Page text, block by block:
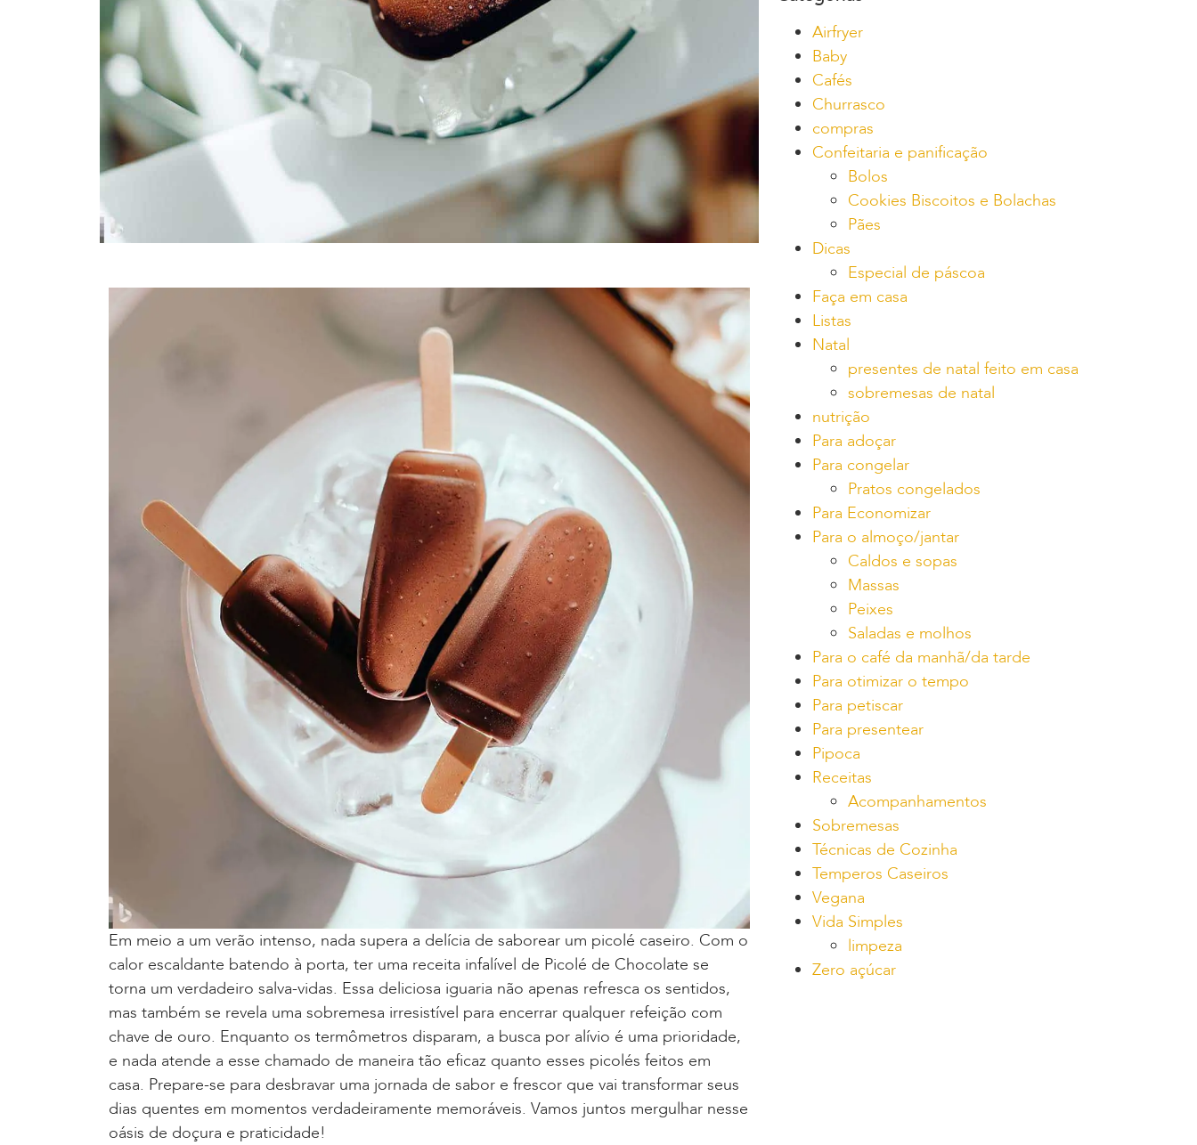
Em meio a um verão intenso, nada supera a delícia de saborear um picolé caseiro. Com o
calor escaldante batendo à porta, ter uma receita infalível de Picolé de Chocolate se
torna um verdadeiro salva-vidas. Essa deliciosa iguaria não apenas refresca os sentidos,
mas também se revela uma sobremesa irresistível para encerrar qualquer refeição com
chave de ouro. Enquanto os termômetros disparam, a busca por alívio é uma prioridade,
e nada atende a esse chamado de maneira tão eficaz quanto esses picolés feitos em
casa. Prepare-se para desbravar uma jornada de sabor e frescor que vai transformar seus
dias quentes em momentos verdadeiramente memoráveis. Vamos juntos mergulhar nesse
oásis de doçura e praticidade!
Airfryer
Baby
Cafés
Churrasco
compras
Confeitaria e panificação
Bolos
Cookies Biscoitos e Bolachas
Pães
Dicas
Especial de páscoa
Faça em casa
Listas
Natal
presentes de natal feito em casa
sobremesas de natal
nutrição
Para adoçar
Para congelar
Pratos congelados
Para Economizar
Para o almoço/jantar
Caldos e sopas
Massas
Peixes
Saladas e molhos
Para o café da manhã/da tarde
Para otimizar o tempo
Para petiscar
Para presentear
Pipoca
Receitas
Acompanhamentos
Sobremesas
Técnicas de Cozinha
Temperos Caseiros
Vegana
Vida Simples
limpeza
Zero açúcar